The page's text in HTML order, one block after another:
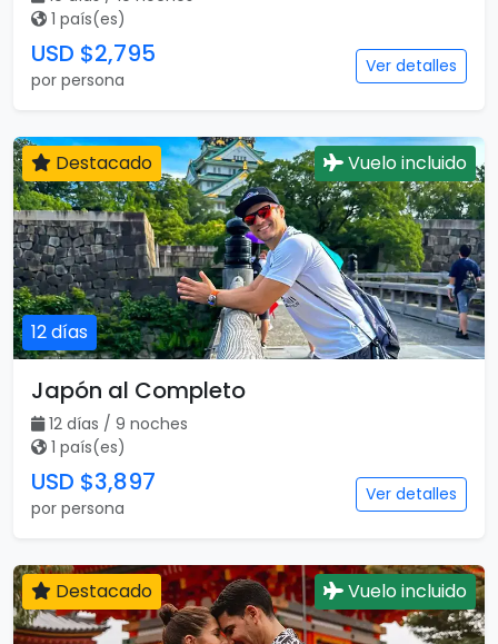
12 días
Japón al Completo
12 días / 9 noches
1 país(es)
USD $3,897
por persona
Ver detalles
15 días
Destacado
Mega Japón y Corea